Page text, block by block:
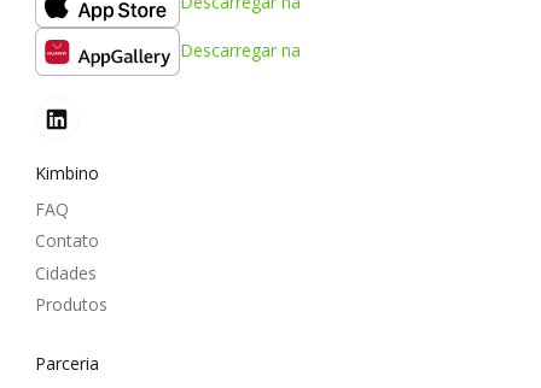
Descarregar na
Kimbino
FAQ
Contato
Cidades
Produtos
Parceria